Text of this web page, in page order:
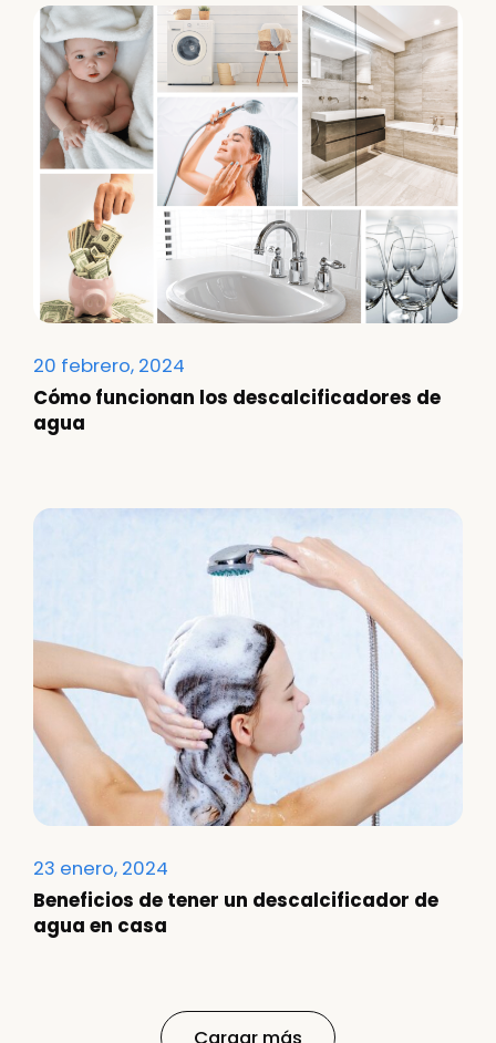
20 febrero, 2024
Cómo funcionan los descalcificadores de
agua
23 enero, 2024
Beneficios de tener un descalcificador de
agua en casa